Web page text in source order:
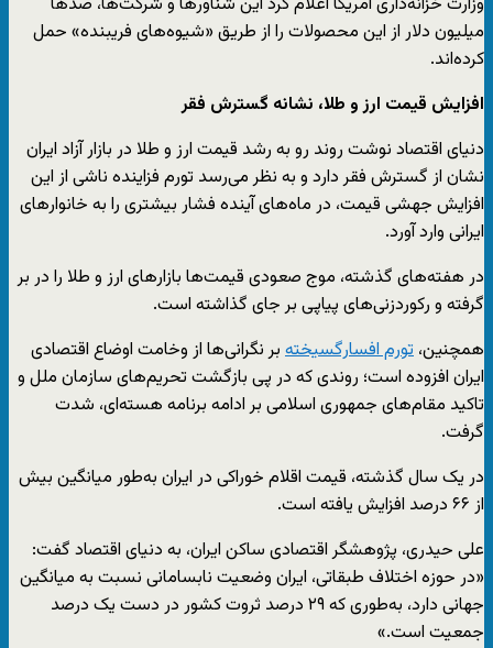
میلیون دلار از این محصولات را از طریق «شیوه‌های فریبنده» حمل
کرده‌اند.
افزایش قیمت ارز و طلا، نشانه گسترش فقر
دنیای اقتصاد نوشت روند رو به رشد قیمت ارز و طلا در بازار آزاد ایران
نشان از گسترش فقر دارد و به نظر می‌رسد تورم فزاینده ناشی از این
افزایش جهشی قیمت، در ماه‌های آینده فشار بیشتری را به خانوارهای
ایرانی وارد آورد.
در هفته‌های گذشته، موج صعودی قیمت‌ها بازارهای ارز و طلا را در بر
گرفته و رکوردزنی‌های پیاپی بر جای گذاشته است.
همچنین، تورم افسارگسیخته بر نگرانی‌ها از وخامت اوضاع اقتصادی
ایران افزوده است؛ روندی که در پی بازگشت تحریم‌های سازمان ملل و
تاکید مقام‌های جمهوری اسلامی بر ادامه برنامه هسته‌ای، شدت
گرفت.
در یک سال گذشته، قیمت اقلام خوراکی در ایران به‌طور میانگین بیش
از ۶۶ درصد افزایش یافته است.
علی حیدری، پژوهشگر اقتصادی ساکن ایران، به دنیای اقتصاد گفت:
«در حوزه اختلاف طبقاتی، ایران وضعیت نابسامانی نسبت به میانگین
جهانی دارد، به‌طوری که ۲۹ درصد ثروت کشور در دست یک درصد
جمعیت است.»